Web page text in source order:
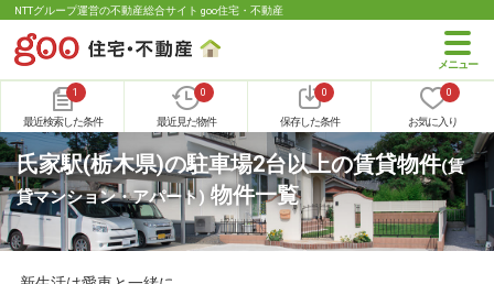
NTTグループ運営の不動産総合サイト goo住宅・不動産
1
最近検索した条件
0
最近見た物件
0
保存した条件
0
お気に入り
氏家駅(栃木県)の駐車場2台以上の賃貸物件(賃
貸マンション・アパート) 物件一覧